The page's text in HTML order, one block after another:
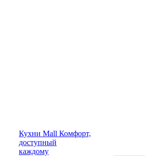
Кухни Mall Комфорт,
доступный
каждому